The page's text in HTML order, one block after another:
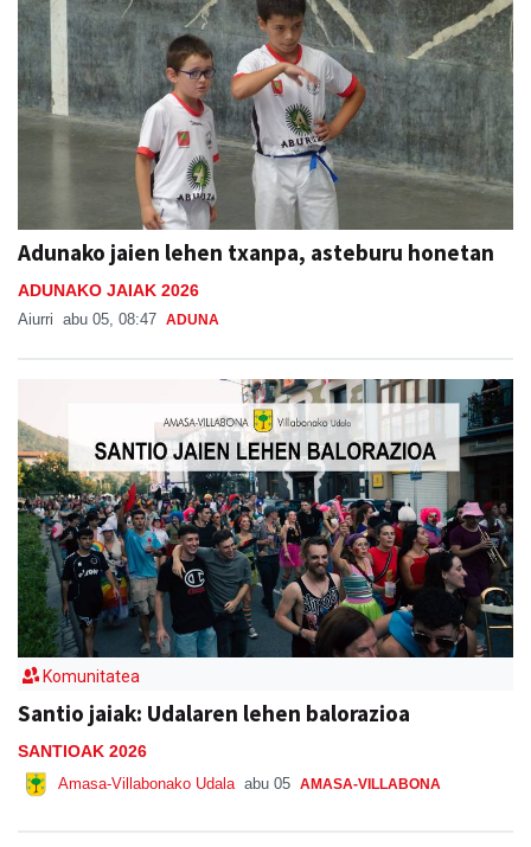
Adunako jaien lehen txanpa, asteburu honetan
ADUNAKO JAIAK 2026
Aiurri abu 05, 08:47 ADUNA
Komunitatea
Santio jaiak: Udalaren lehen balorazioa
SANTIOAK 2026
Amasa-Villabonako Udala abu 05 AMASA-VILLABONA